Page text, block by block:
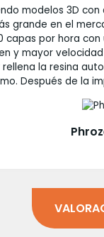
modelos 3D
grande en el
por hora
y mayor
la resina
Después de la